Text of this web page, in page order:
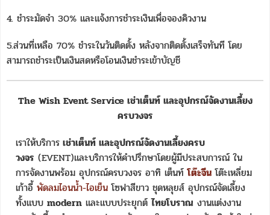
4. ชำระมัดจำ 30% และแจ้งการชำระเงินเพื่อจองคิวงาน
5.ส่วนที่เหลือ 70% ชำระในวันติดตั้ง หลังจากติดตั้งเสร็จทันที โดย
สามารถชำระเป็นเงินสดหรือโอนเงินชำระเข้าบัญชี
The Wish Event Service เช่าเต็นท์ และอุปกรณ์จัดงานเลี้ยง
ครบวงจร
เราให้บริการ เช่าเต็นท์ และอุปกรณ์จัดงานเลี้ยงครบ
วงจร (EVENT)และบริการให้คำปรึกษาโดยผู้มีประสบการณ์ ใน
การจัดงานพร้อม อุปกรณ์ครบวงจร อาทิ เต็นท์โต๊ะจีน โต๊ะเหลี่ยม
เก้าอี้ พัดลมไอนน้ำ-ไอเย็น โซฟาสีขาว ชุดหลุยส์ อุปกรณ์จัดเลี้ยง
ทั้งแบบ modern และแบบประยุกต์ไทยโบราณ งานแต่งงาน